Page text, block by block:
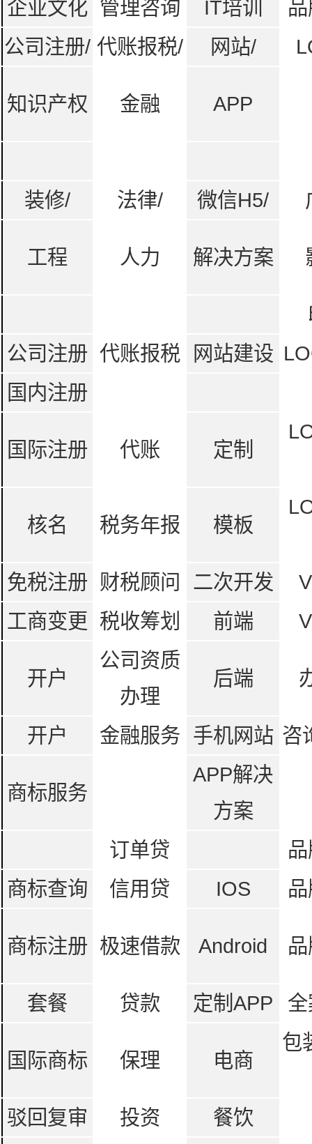
企业文化 管理咨询 IT培训
公司注册/ 代账报税/ 网站/
知识产权 金融 APP
装修/ 法律/ 微信H5/
工程 人力 解决方案
公司注册 代账报税 网站建设
国内注册
国际注册 代账 定制
核名 税务年报 模板
免税注册 财税顾问 二次开发
工商变更
税收筹划 前端
开户
公司资质
办理
后端
开户 金融服务 手机网站 咨
商标服务
APP解决
方案
订单贷
商标查询
信用贷 IOS
商标注册 极速借款 Android
套餐 贷款 定制APP
国际商标 保理 电商
包
驳回复审 投资 餐饮